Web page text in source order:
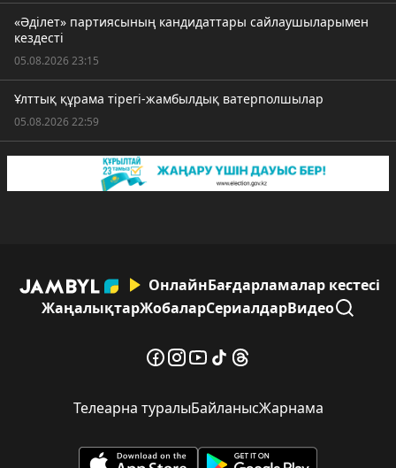
«Әділет» партиясының кандидаттары сайлаушыларымен
кездесті
05.08.2026 23:15
Ұлттық құрама тірегі-жамбылдық ватерполшылар
05.08.2026 22:59
ОнлайнБағдарламалар кестесі
ЖаңалықтарЖобаларСериалдарВидео
Телеарна туралыБайланысЖарнама